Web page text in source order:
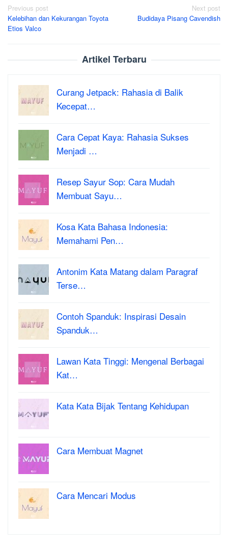
Post
navigation
Previous post
Kelebihan dan Kekurangan Toyota
Etios Valco
Next post
Budidaya Pisang Cavendish
Artikel Terbaru
Curang Jetpack: Rahasia di Balik
Kecepat…
Cara Cepat Kaya: Rahasia Sukses
Menjadi …
Resep Sayur Sop: Cara Mudah
Membuat Sayu…
Kosa Kata Bahasa Indonesia:
Memahami Pen…
Antonim Kata Matang dalam Paragraf
Terse…
Contoh Spanduk: Inspirasi Desain
Spanduk…
Lawan Kata Tinggi: Mengenal Berbagai
Kat…
Kata Kata Bijak Tentang Kehidupan
Cara Membuat Magnet
Cara Mencari Modus